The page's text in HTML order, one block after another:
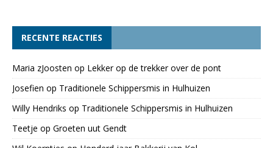
RECENTE REACTIES
Maria zJoosten op Lekker op de trekker over de pont
Josefien op Traditionele Schippersmis in Hulhuizen
Willy Hendriks op Traditionele Schippersmis in Hulhuizen
Teetje op Groeten uut Gendt